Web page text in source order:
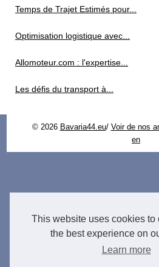
This website uses cookies to
the best experience on
Learn more
Temps de Trajet Estimés pour...
Optimisation logistique avec...
Allomoteur.com : l'expertise...
Les défis du transport à...
© 2026 Bavaria44.eu/ Voir de nos
en